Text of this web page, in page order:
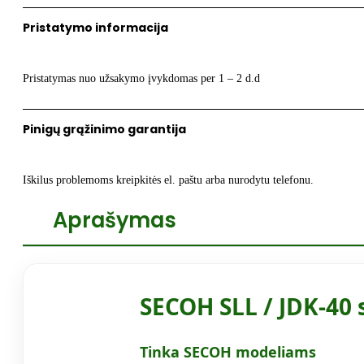
SLL/JDK-
40
Pristatymo informacija
Pristatymas nuo užsakymo įvykdomas per 1 – 2 d.d
Pinigų grąžinimo garantija
Iškilus problemoms kreipkitės el. paštu arba nurodytu telefonu.
Aprašymas
SECOH SLL / JDK-
Tinka SECOH modeliams